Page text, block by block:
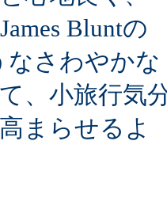
Bluntの
なさわやかな
、小旅行気
まらせるよ